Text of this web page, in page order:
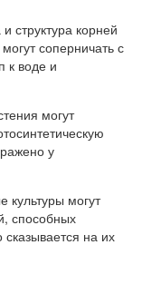
структура корней
соперничать с
к воде и
могут
у
культуры могут
способных
сказывается на их